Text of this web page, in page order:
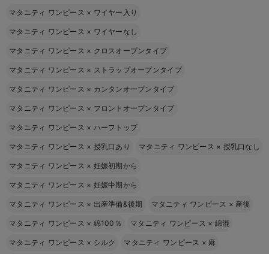
マタニティ ワンピース × ワイヤー入り
マタニティ ワンピース × ワイヤーなし
マタニティ ワンピース × クロスオープンタイプ
マタニティ ワンピース × ストラップオープンタイプ
マタニティ ワンピース × カンタンオープンタイプ
マタニティ ワンピース × フロントオープンタイプ
マタニティ ワンピース × ハーフトップ
マタニティ ワンピース × 授乳口あり マタニティ ワンピース × 授乳口なし
マタニティ ワンピース × 妊娠初期から
マタニティ ワンピース × 妊娠中期から
マタニティ ワンピース × 出産準備&後期 マタニティ ワンピース × 産後
マタニティ ワンピース × 綿100％ マタニティ ワンピース × 綿混
マタニティ ワンピース × シルク マタニティ ワンピース × 麻